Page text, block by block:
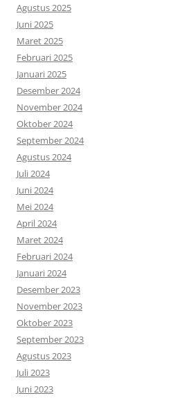
Agustus 2025
Juni 2025
Maret 2025
Februari 2025
Januari 2025
Desember 2024
November 2024
Oktober 2024
September 2024
Agustus 2024
Juli 2024
Juni 2024
Mei 2024
April 2024
Maret 2024
Februari 2024
Januari 2024
Desember 2023
November 2023
Oktober 2023
September 2023
Agustus 2023
Juli 2023
Juni 2023